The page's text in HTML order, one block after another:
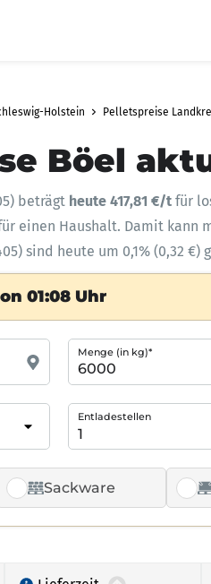
Holstein Pelletspreise
Böel
beträgt heute 417,81 €/t für
einen Haushalt. Damit kann
sind heute um 0,1% (0,32
01:08 Uhr
Sackware
Menge (in kg)*
Entladestellen